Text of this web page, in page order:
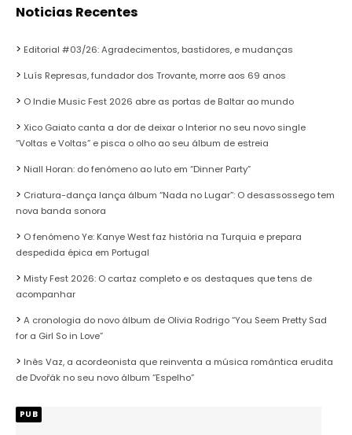
Noticias Recentes
Editorial #03/26: Agradecimentos, bastidores, e mudanças
Luís Represas, fundador dos Trovante, morre aos 69 anos
O Indie Music Fest 2026 abre as portas de Baltar ao mundo
Xico Gaiato canta a dor de deixar o Interior no seu novo single
“Voltas e Voltas” e pisca o olho ao seu álbum de estreia
Niall Horan: do fenómeno ao luto em “Dinner Party”
Criatura-dança lança álbum “Nada no Lugar”: O desassossego tem
nova banda sonora
O fenómeno Ye: Kanye West faz história na Turquia e prepara
despedida épica em Portugal
Misty Fest 2026: O cartaz completo e os destaques que tens de
acompanhar
A cronologia do novo álbum de Olivia Rodrigo “You Seem Pretty Sad
for a Girl So in Love”
Inês Vaz, a acordeonista que reinventa a música romântica erudita
de Dvořák no seu novo álbum “Espelho”
PUB